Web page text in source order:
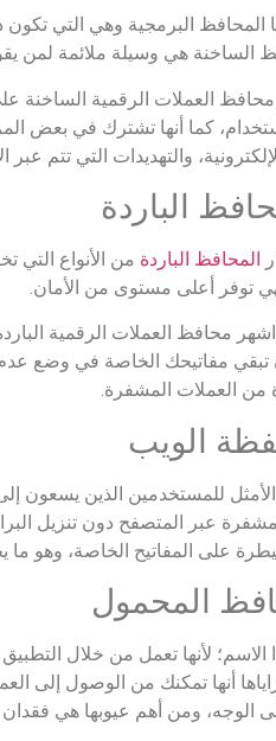
المحافظ البرمجية وهي التي تكون
الساخنة هي وسيلة ملائمة لمن
العملات الرقمية الساخنة
كما أنها تشترك في بعض
والتهديدات التي تتم عبر
المحافظ الباردة من الأنواع التي
توفر أعلى مستوى من الأمان.
محافظ العملات الرقمية
مفاتيحك الخاصة في وضع عدم
من العملات المشفرة.
للمستخدمين الذين يسعون
عبر المتصفح دون تنزيل
على المفاتيح الخاصة، وهو ما
لأنها تعمل من خلال
أنها تمكنك من الوصول إلى
الوجه، ومن أهم عيوبها هي فقدان